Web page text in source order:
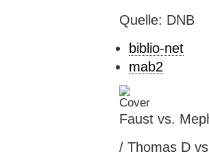
Quelle: DNB
biblio-net
mab2
Faust vs.
/ Thomas D